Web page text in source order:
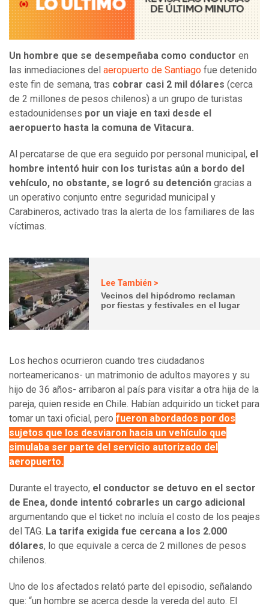
Un hombre que se desempeñaba como conductor en
las inmediaciones del aeropuerto de Santiago fue detenido
este fin de semana, tras cobrar casi 2 mil dólares (cerca
de 2 millones de pesos chilenos) a un grupo de turistas
estadounidenses por un viaje en taxi desde el
aeropuerto hasta la comuna de Vitacura.
Al percatarse de que era seguido por personal municipal, el
hombre intentó huir con los turistas aún a bordo del
vehículo, no obstante, se logró su detención gracias a
un operativo conjunto entre seguridad municipal y
Carabineros, activado tras la alerta de los familiares de las
víctimas.
Lee También >
Vecinos del hipódromo reclaman
por fiestas y festivales en el lugar
Los hechos ocurrieron cuando tres ciudadanos
norteamericanos- un matrimonio de adultos mayores y su
hijo de 36 años- arribaron al país para visitar a otra hija de la
pareja, quien reside en Chile. Habían adquirido un ticket para
tomar un taxi oficial, pero fueron abordados por dos
sujetos que los desviaron hacia un vehículo que
simulaba ser parte del servicio autorizado del
aeropuerto.
Durante el trayecto, el conductor se detuvo en el sector
de Enea, donde intentó cobrarles un cargo adicional
argumentando que el ticket no incluía el costo de los peajes
del TAG. La tarifa exigida fue cercana a los 2.000
dólares, lo que equivale a cerca de 2 millones de pesos
chilenos.
Uno de los afectados relató parte del episodio, señalando
que: “un hombre se acerca desde la vereda del auto. El